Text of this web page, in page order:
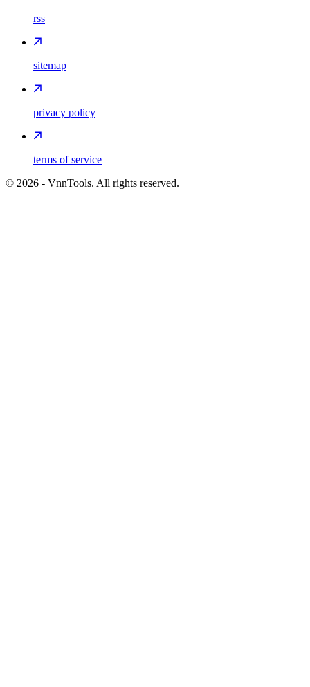
rss
sitemap
privacy policy
terms of service
© 2026 - VnnTools. All rights reserved.